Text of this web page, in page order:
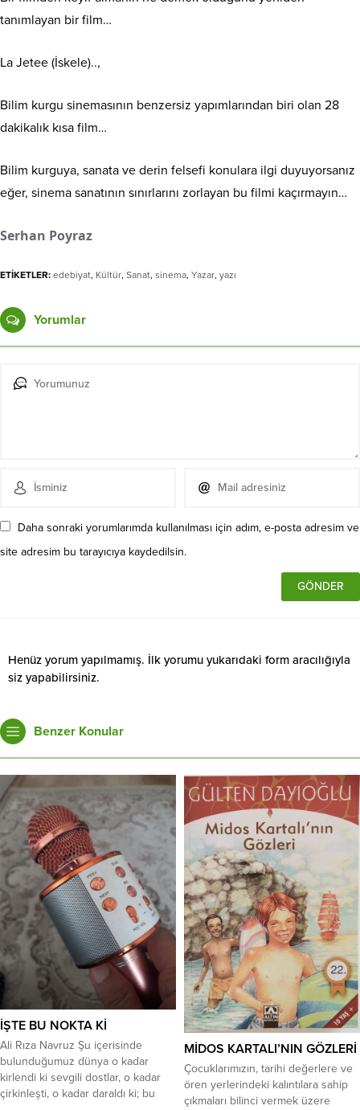
tanımlayan bir film…
La Jetee (İskele)..,
Bilim kurgu sinemasının benzersiz yapımlarından biri olan 28
dakikalık kısa film…
Bilim kurguya, sanata ve derin felsefi konulara ilgi duyuyorsanız
eğer, sinema sanatının sınırlarını zorlayan bu filmi kaçırmayın…
Serhan Poyraz
ETİKETLER: edebiyat, Kültür, Sanat, sinema, Yazar, yazı
Yorumlar
Daha sonraki yorumlarımda kullanılması için adım, e-posta adresim ve
site adresim bu tarayıcıya kaydedilsin.
Henüz yorum yapılmamış. İlk yorumu yukarıdaki form aracılığıyla
siz yapabilirsiniz.
Benzer Konular
İŞTE BU NOKTA Kİ
Ali Rıza Navruz Şu içerisinde
bulunduğumuz dünya o kadar
kirlendi ki sevgili dostlar, o kadar
çirkinleşti, o kadar daraldı ki; bu
MİDOS KARTALI’NIN GÖZLERİ
Çocuklarımızın, tarihi değerlere ve
ören yerlerindeki kalıntılara sahip
çıkmaları bilinci vermek üzere